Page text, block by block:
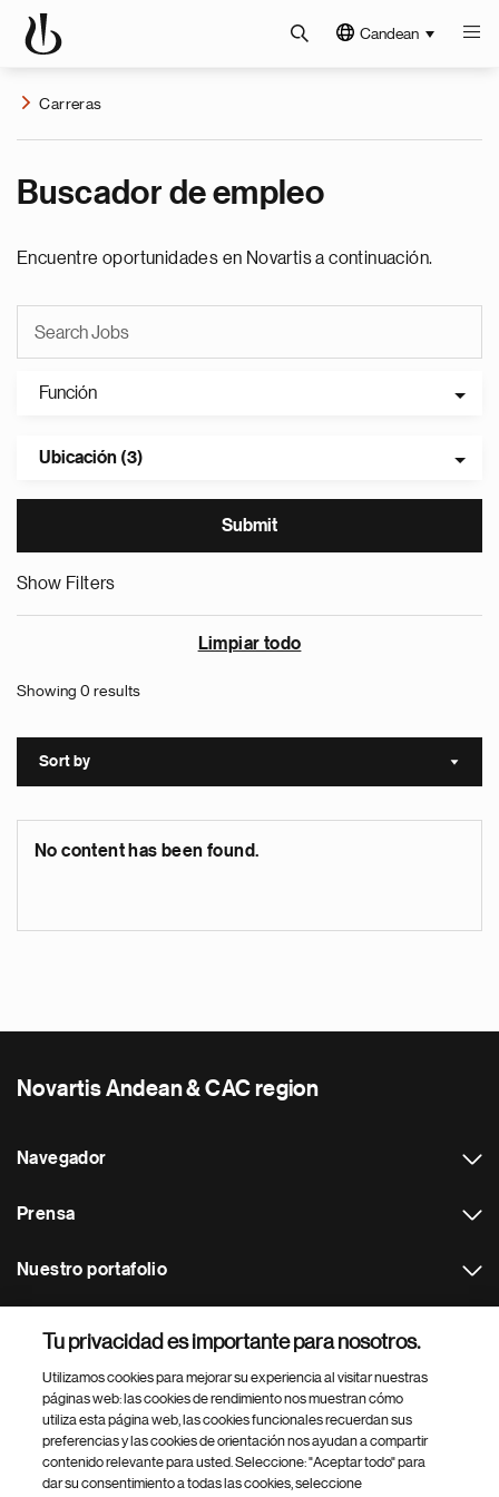
Candean
Carreras
Buscador de empleo
Encuentre oportunidades en Novartis a continuación.
Función
Ubicación (3)
Show Filters
Limpiar todo
Showing 0 results
Sort by Sort
No content has been found.
Novartis Andean & CAC region
Navegador
Prensa
Nuestro portafolio
Footer Site Search
Tu privacidad es importante para nosotros.
Utilizamos cookies para mejorar su experiencia al visitar nuestras
páginas web: las cookies de rendimiento nos muestran cómo
utiliza esta página web, las cookies funcionales recuerdan sus
preferencias y las cookies de orientación nos ayudan a compartir
contenido relevante para usted. Seleccione: "Aceptar todo" para
dar su consentimiento a todas las cookies, seleccione